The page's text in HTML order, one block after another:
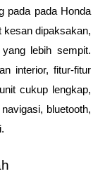
pada pada Honda
dipaksakan,
lebih sempit.
interior, fitur-fitur
cukup lengkap,
bluetooth,